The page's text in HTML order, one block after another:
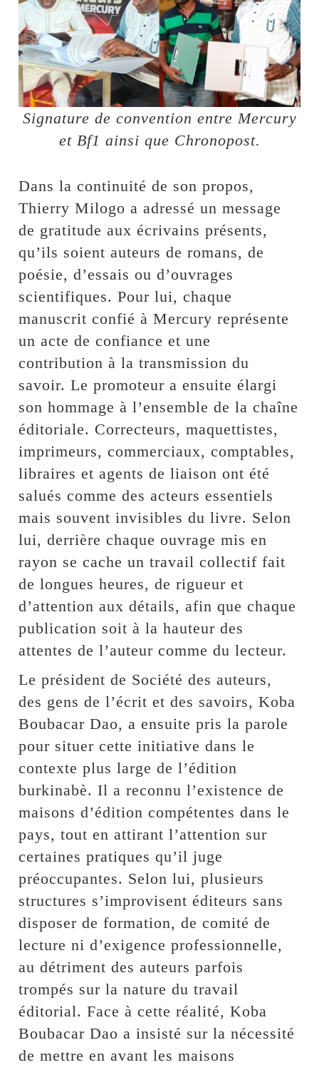
Signature de convention entre Mercury
et Bf1 ainsi que Chronopost.
Dans la continuité de son propos,
Thierry Milogo a adressé un message
de gratitude aux écrivains présents,
qu’ils soient auteurs de romans, de
poésie, d’essais ou d’ouvrages
scientifiques. Pour lui, chaque
manuscrit confié à Mercury représente
un acte de confiance et une
contribution à la transmission du
savoir. Le promoteur a ensuite élargi
son hommage à l’ensemble de la chaîne
éditoriale. Correcteurs, maquettistes,
imprimeurs, commerciaux, comptables,
libraires et agents de liaison ont été
salués comme des acteurs essentiels
mais souvent invisibles du livre. Selon
lui, derrière chaque ouvrage mis en
rayon se cache un travail collectif fait
de longues heures, de rigueur et
d’attention aux détails, afin que chaque
publication soit à la hauteur des
attentes de l’auteur comme du lecteur.
Le président de Société des auteurs,
des gens de l’écrit et des savoirs, Koba
Boubacar Dao, a ensuite pris la parole
pour situer cette initiative dans le
contexte plus large de l’édition
burkinabè. Il a reconnu l’existence de
maisons d’édition compétentes dans le
pays, tout en attirant l’attention sur
certaines pratiques qu’il juge
préoccupantes. Selon lui, plusieurs
structures s’improvisent éditeurs sans
disposer de formation, de comité de
lecture ni d’exigence professionnelle,
au détriment des auteurs parfois
trompés sur la nature du travail
éditorial. Face à cette réalité, Koba
Boubacar Dao a insisté sur la nécessité
de mettre en avant les maisons